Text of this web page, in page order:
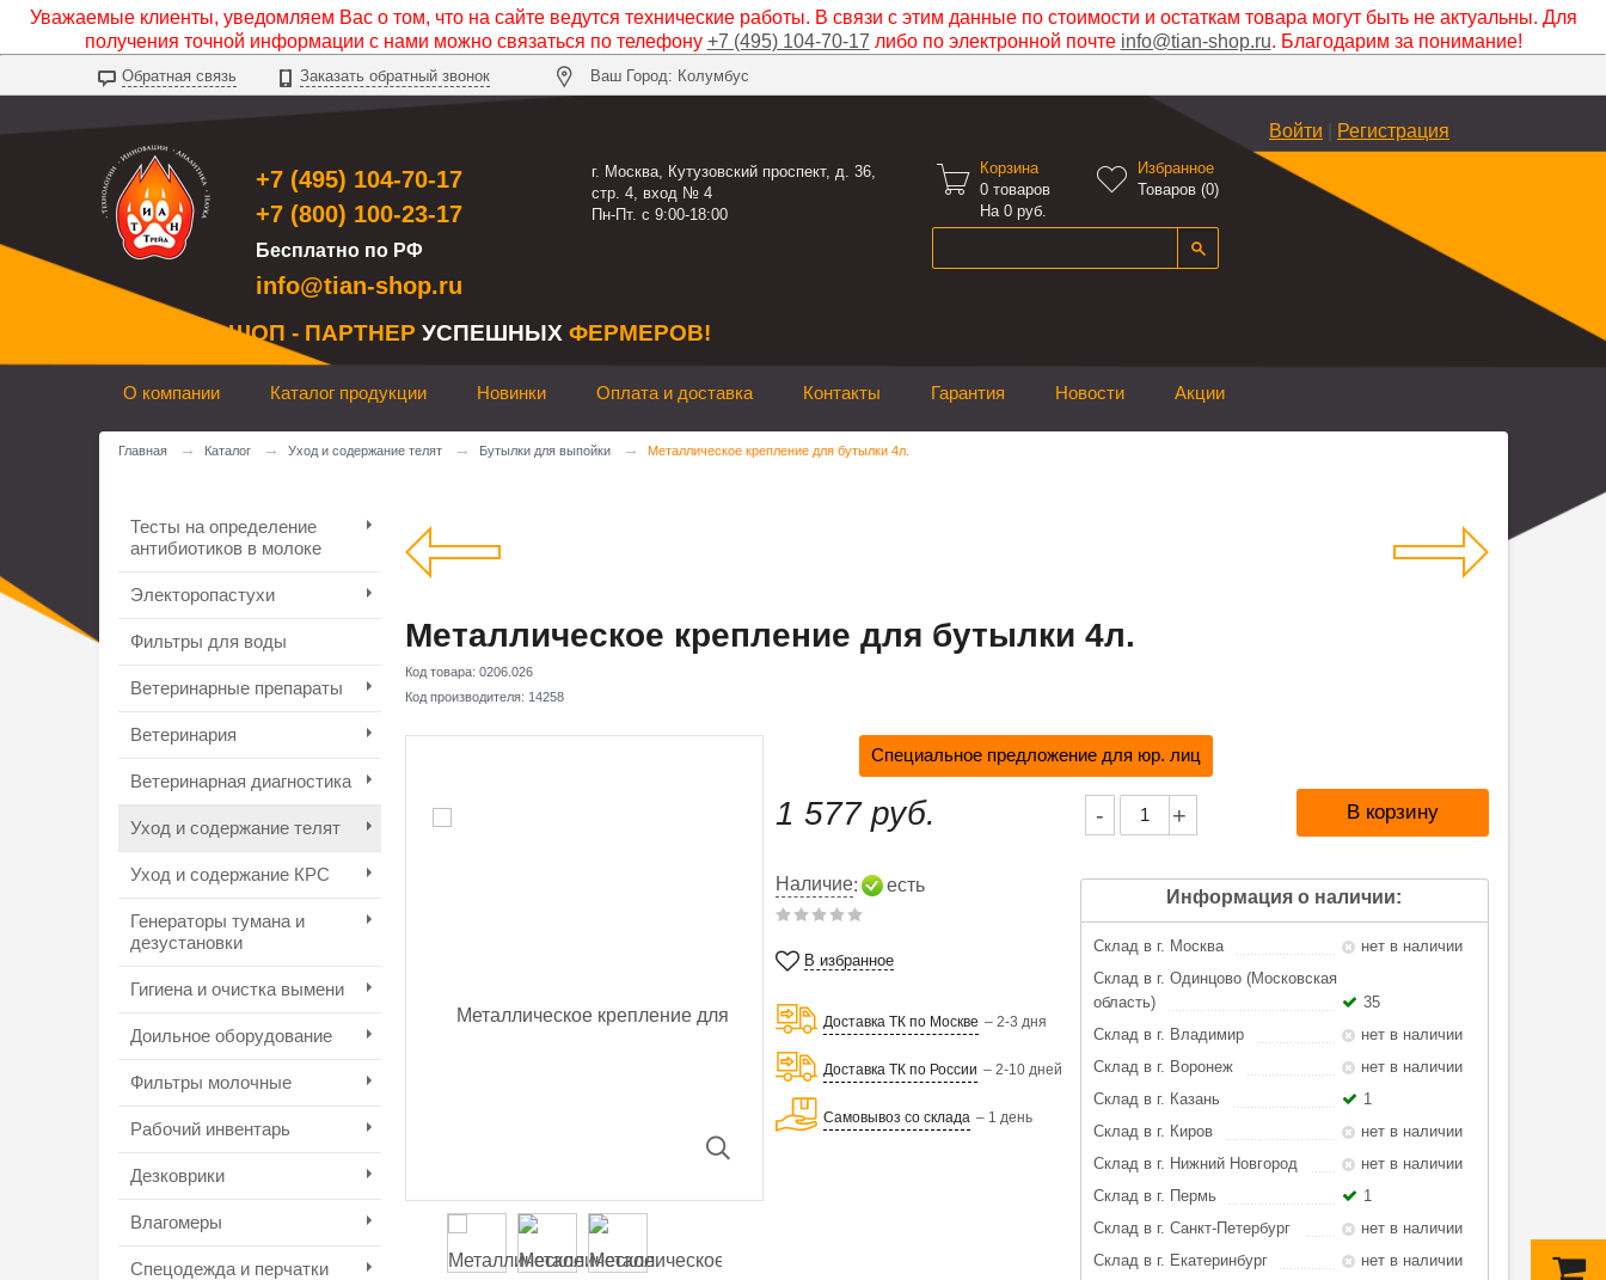
Уважаемые клиенты, уведомляем Вас о том, что на сайте ведутся технические работы. В связи с этим данные по стоимости и остаткам товара могут быть не актуальны. Для
получения точной информации с нами можно связаться по телефону +7 (495) 104-70-17 либо по электронной почте info@tian-shop.ru. Благодарим за понимание!
Обратная связь Заказать обратный звонок Ваш Город: Колумбус
Войти Регистрация
+7 (495) 104-70-17
+7 (800) 100-23-17
Бесплатно по РФ
info@tian-shop.ru
г. Москва, Кутузовский проспект, д. 36,
стр. 4, вход № 4
Пн-Пт. с 9:00-18:00

Корзина
0товаров
На 0 руб.

Избранное
Товаров (0)
ТИАН ШОП - ПАРТНЕР УСПЕШНЫХ ФЕРМЕРОВ!
О компании Каталог продукции Новинки Оплата и доставка Контакты Гарантия Новости Акции
Главная → Каталог → Уход и содержание телят → Бутылки для выпойки → Металлическое крепление для бутылки 4л.
Тесты на определение
антибиотиков в молоке
Электоропастухи
Фильтры для воды
Ветеринарные препараты
Ветеринария
Ветеринарная диагностика
Уход и содержание телят
Уход и содержание КРС
Генераторы тумана и
дезустановки
Гигиена и очистка вымени
Доильное оборудование
Фильтры молочные
Рабочий инвентарь
Дезковрики
Влагомеры
Спецодежда и перчатки
Металлическое крепление для бутылки 4л.
Код товара: 0206.026
Код производителя: 14258
Специальное предложение для юр. лиц
1 577 руб.
Наличие: есть
В избранное
Доставка ТК по Москве – 2-3 дня
Доставка ТК по России – 2-10 дней
Самовывоз со склада – 1 день
- +
Информация о наличии:
Склад в г. Москва
нет в наличии
Склад в г. Одинцово (Московская
область)
35
Склад в г. Владимир
нет в наличии
Склад в г. Воронеж
нет в наличии
Склад в г. Казань
1
Склад в г. Киров
нет в наличии
Склад в г. Нижний Новгород
нет в наличии
Склад в г. Пермь
1
Склад в г. Санкт-Петербург
нет в наличии
Склад в г. Екатеринбург
нет в наличии